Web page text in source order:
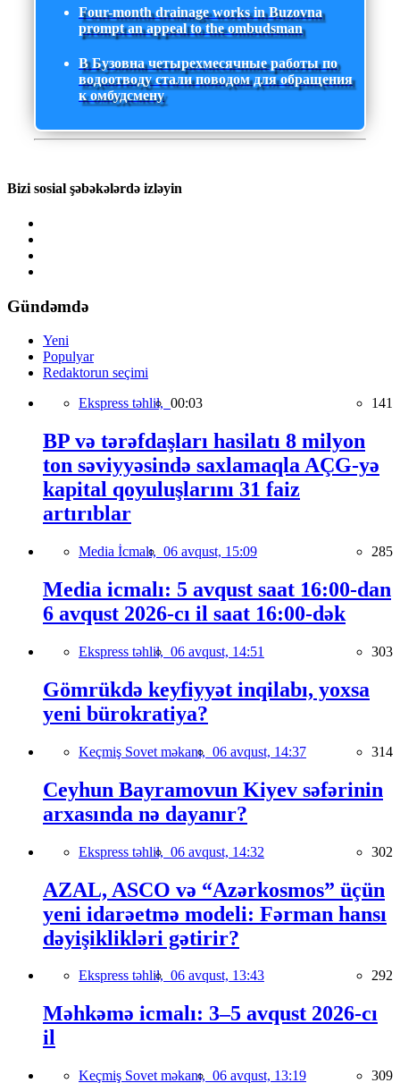
Four-month drainage works in Buzovna
prompt an appeal to the ombudsman
В Бузовна четырехмесячные работы по
водоотводу стали поводом для обращения
к омбудсмену
Bizi sosial şəbəkələrdə izləyin
Gündəmdə
Yeni
Populyar
Redaktorun seçimi
Ekspress təhlil, 00:03 141
BP və tərəfdaşları hasilatı 8 milyon
ton səviyyəsində saxlamaqla AÇG-yə
kapital qoyuluşlarını 31 faiz
artırıblar
Media İcmalı, 06 avqust, 15:09 285
Media icmalı: 5 avqust saat 16:00-dan
6 avqust 2026-cı il saat 16:00-dək
Ekspress təhlil, 06 avqust, 14:51 303
Gömrükdə keyfiyyət inqilabı, yoxsa
yeni bürokratiya?
Keçmiş Sovet məkanı, 06 avqust, 14:37 314
Ceyhun Bayramovun Kiyev səfərinin
arxasında nə dayanır?
Ekspress təhlil, 06 avqust, 14:32 302
AZAL, ASCO və “Azərkosmos” üçün
yeni idarəetmə modeli: Fərman hansı
dəyişiklikləri gətirir?
Ekspress təhlil, 06 avqust, 13:43 292
Məhkəmə icmalı: 3–5 avqust 2026-cı
il
Keçmiş Sovet məkanı, 06 avqust, 13:19 309